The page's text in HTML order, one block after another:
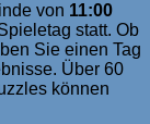
von 11:00
statt. Ob
Sie einen Tag
Über 60
können